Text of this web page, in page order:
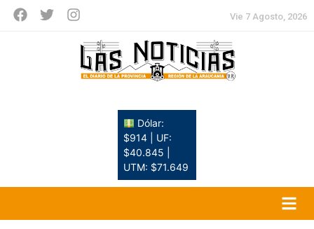
Vie 7 Agosto, 2026
Dólar:
$914 | UF:
$40.845 |
UTM: $71.649